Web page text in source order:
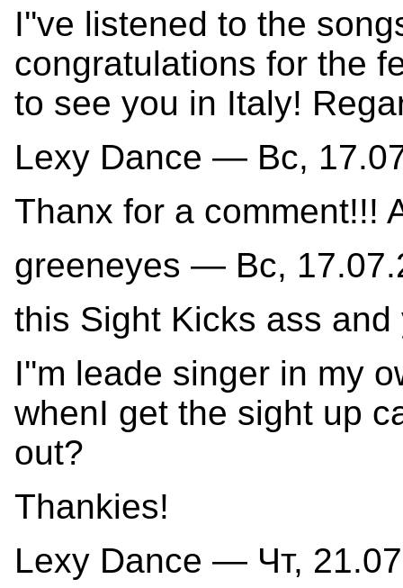
I''ve listened to the
congratulations for the
to see you in Italy!
Lexy Dance — Вс,
Thanx for a comment!!!
greeneyes — Вс,
this Sight Kicks ass
I''m leade singer in my
whenI get the sight up
out?
Thankies!
Lexy Dance — Чт,